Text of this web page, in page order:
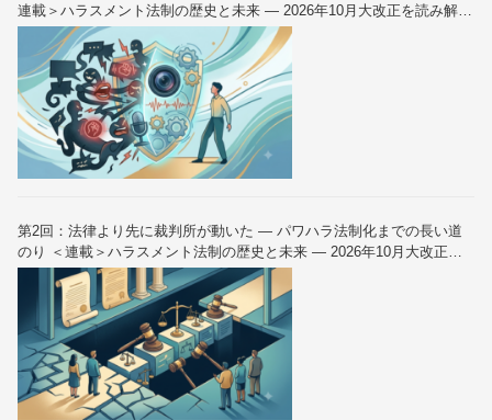
連載＞ハラスメント法制の歴史と未来 — 2026年10月大改正を読み解く
（全6回）
第2回：法律より先に裁判所が動いた — パワハラ法制化までの長い道
のり ＜連載＞ハラスメント法制の歴史と未来 — 2026年10月大改正を
読み解く（全6回）